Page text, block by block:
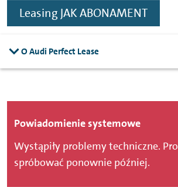
Leasing JAK ABONAMENT
O Audi Perfect Lease
Powiadomienie systemowe
Wystąpiły problemy techniczne.
spróbować ponownie później.